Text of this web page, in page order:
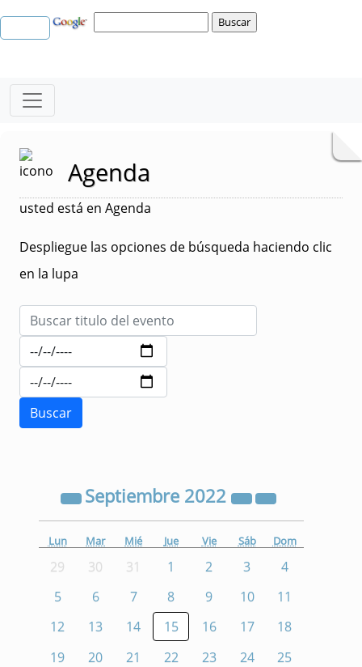
Agenda
usted está en Agenda
Despliegue las opciones de búsqueda haciendo clic
en la lupa
Septiembre 2022
Lun Mar Mié Jue Vie Sáb Dom
29 30 31 1 2 3
4
5
6 7 8 9 10
11
12
13 14 15 16 17
18
19
20 21 22 23 24
25